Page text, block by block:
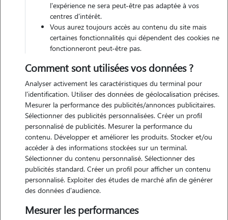
Motivation
bonjour, je suis disponible pour garder votre chat/chien
ponctuellement. j'adore leur compagnie, les promener, les nourrir,
jouer avec eux et leur donner de l'affection. de nature calme, je sais
aussi être autoritaire si besoin.
Expérience
j'ai vécu avec des chats pendant plusieurs années. meety, gaïa...
l'expérience ne sera peut-être pas adaptée à vos
centres d'intérêt.
Vous aurez toujours accès au contenu du site mais
certaines fonctionnalités qui dépendent des cookies ne
fonctionneront peut-être pas.
Comment sont utilisées vos données ?
Analyser activement les caractéristiques du terminal pour
l'identification. Utiliser des données de géolocalisation précises.
Mesurer la performance des publicités/annonces publicitaires.
Sélectionner des publicités personnalisées. Créer un profil
personnalisé de publicités. Mesurer la performance du
contenu. Développer et améliorer les produits. Stocker et/ou
accéder à des informations stockées sur un terminal.
Sélectionner du contenu personnalisé. Sélectionner des
publicités standard. Créer un profil pour afficher un contenu
personnalisé. Exploiter des études de marché afin de générer
des données d'audience.
Mesurer les performances